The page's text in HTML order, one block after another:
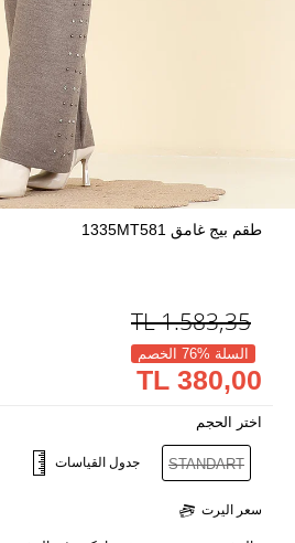
طقم بيج غامق 1335MT581
1.583,35
TL
السلة %76 الخصم
380,00 TL
اختر الحجم
STANDART جدول القياسات
سعر اليرت